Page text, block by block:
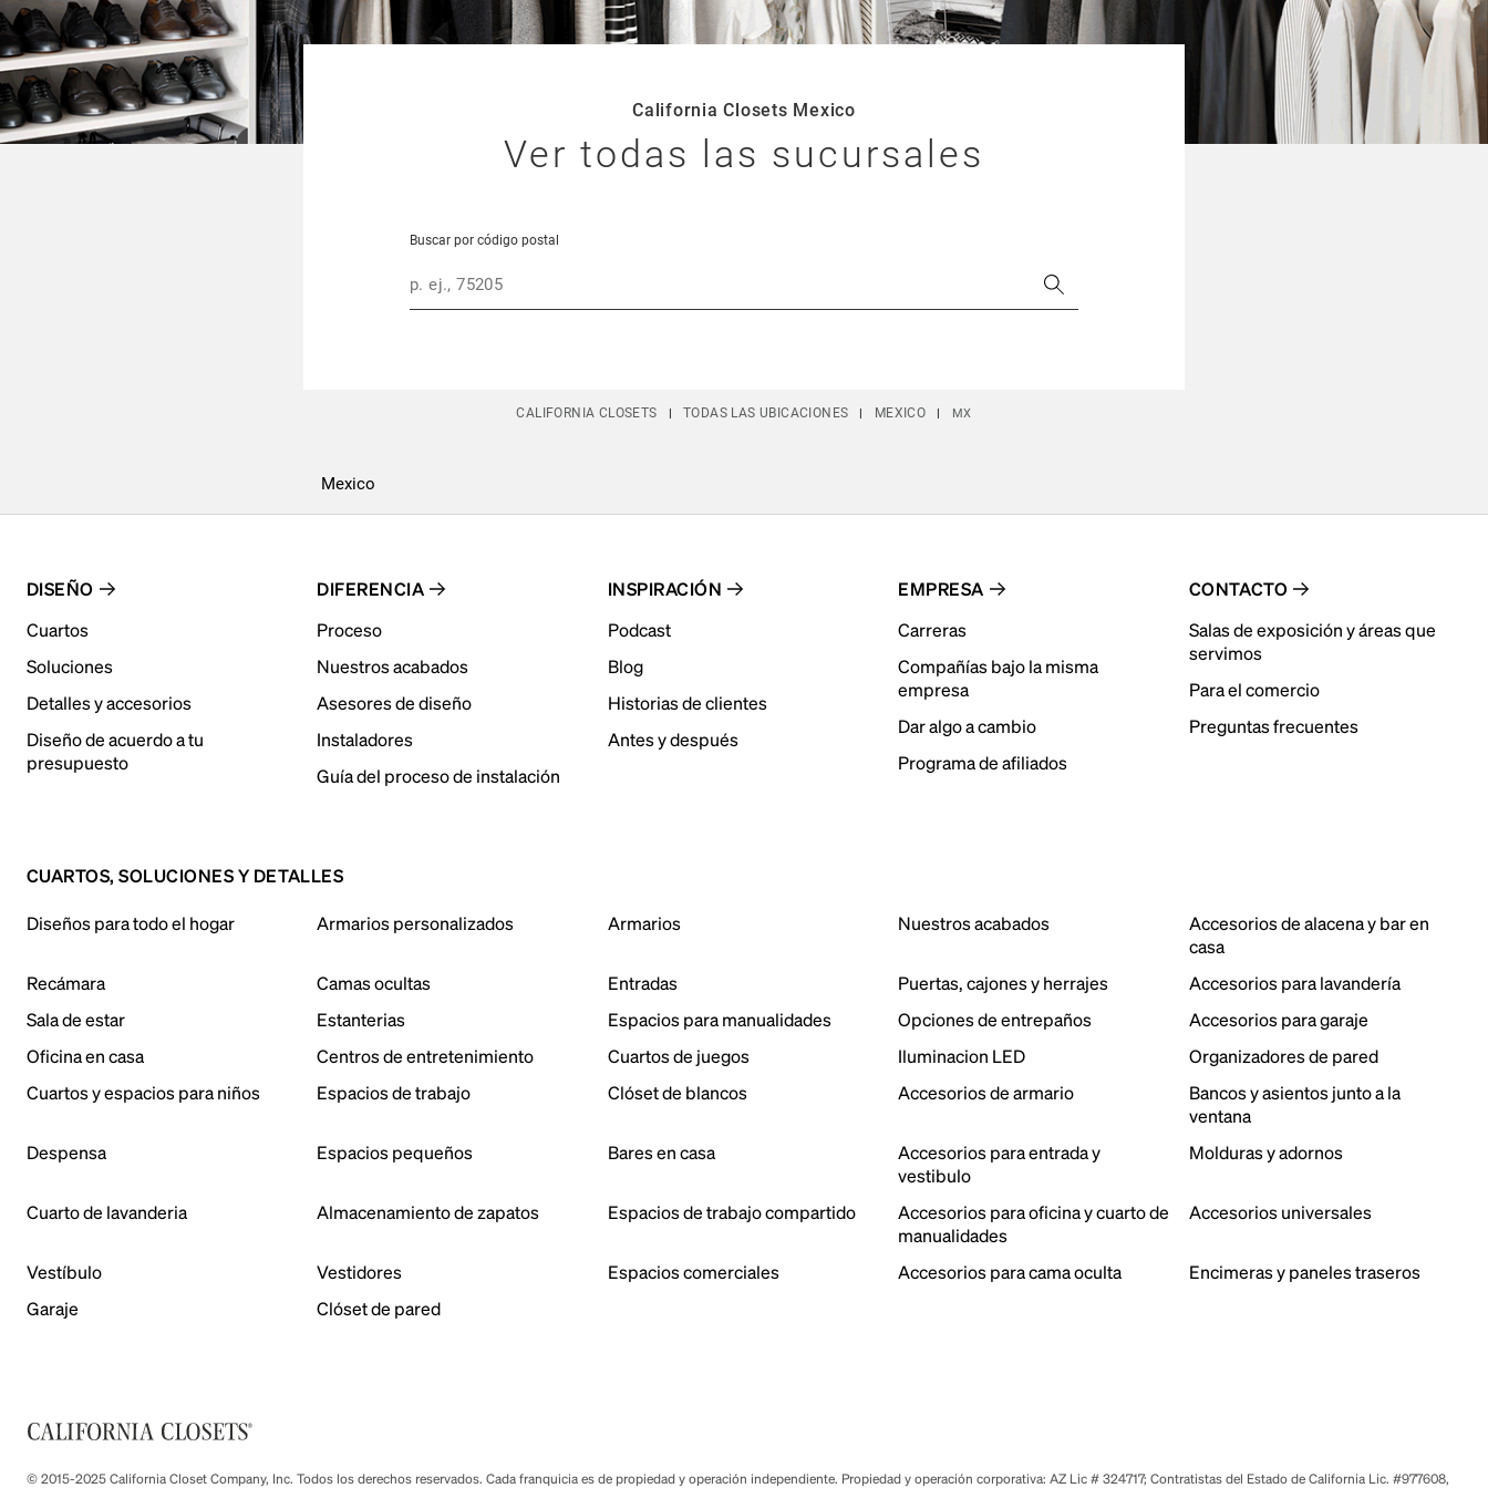
California Closets Mexico
Ver todas las sucursales
Buscar por código postal
CALIFORNIA CLOSETS TODAS LAS UBICACIONES MEXICO MX
Mexico
DISEÑO
Cuartos
Soluciones
Detalles y accesorios
Diseño de acuerdo a tu
presupuesto
DIFERENCIA
Proceso
Nuestros acabados
Asesores de diseño
Instaladores
Guía del proceso de instalación
INSPIRACIÓN
Podcast
Blog
Historias de clientes
Antes y después
EMPRESA
Carreras
Compañías bajo la misma
empresa
Dar algo a cambio
Programa de afiliados
CONTACTO
Salas de exposición y áreas que
servimos
Para el comercio
Preguntas frecuentes
CUARTOS, SOLUCIONES Y DETALLES
Diseños para todo el hogar Armarios personalizados Armarios Nuestros acabados
Accesorios de alacena y bar en
casa
Recámara
Camas ocultas Entradas Puertas, cajones y herrajes
Accesorios para lavandería
Sala de estar
Estanterias Espacios para manualidades Opciones de entrepaños
Accesorios para garaje
Oficina en casa
Centros de entretenimiento Cuartos de juegos Iluminacion LED
Organizadores de pared
Cuartos y espacios para niños
Espacios de trabajo Clóset de blancos Accesorios de armario
Bancos y asientos junto a la
ventana
Despensa
Espacios pequeños Bares en casa
Accesorios para entrada y
vestibulo
Molduras y adornos
Cuarto de lavanderia Almacenamiento de zapatos Espacios de trabajo compartido
Accesorios para oficina y cuarto de
manualidades
Accesorios universales
Vestíbulo Vestidores Espacios comerciales Accesorios para cama oculta
Encimeras y paneles traseros
Garaje
Clóset de pared
© 2015-2025 California Closet Company, Inc. Todos los derechos reservados. Cada franquicia es de propiedad y operación independiente. Propiedad y operación corporativa: AZ Lic # 324717; Contratistas del Estado de California Lic. #977608,